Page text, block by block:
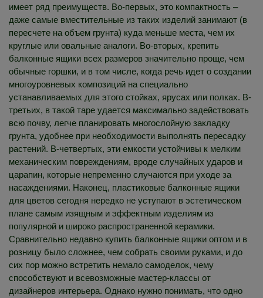
имеет ряд преимуществ. Во-первых, это компактность –
даже самые вместительные из таких изделий занимают (в
пересчете на объем грунта) куда меньше места, чем их
круглые или овальные аналоги. Во-вторых, крепить
балконные ящики всех размеров значительно проще, чем
обычные горшки, и в том числе, когда речь идет о создании
многоуровневых композиций на специально
устанавливаемых для этого стойках, ярусах или полках. В-
третьих, в такой таре удается максимально задействовать
всю почву, легче планировать многослойную закладку
грунта, удобнее при необходимости выполнять пересадку
растений. В-четвертых, эти емкости устойчивы к мелким
механическим повреждениям, вроде случайных ударов и
царапин, которые непременно случаются при уходе за
насаждениями. Наконец, пластиковые балконные ящики
для цветов сегодня нередко не уступают в эстетическом
плане самым изящным и эффектным изделиям из
популярной и широко распространенной керамики.
Сравнительно недавно купить балконные ящики оптом и в
розницу было сложнее, чем собрать своими руками, и до
сих пор можно встретить немало самоделок, чему
способствуют и всевозможные мастер-классы от
дизайнеров интерьера. Однако нужно понимать, что одно